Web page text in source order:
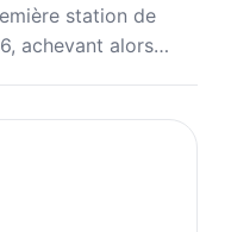
station de
achevant alors…